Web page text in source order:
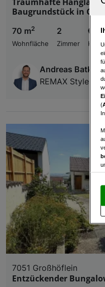
Baugrundstück in
70 m2
Wohnfläche
2
Zimmer
€
Andreas Batka
REMAX Style
7051 Großhöflein
Entzückender
(